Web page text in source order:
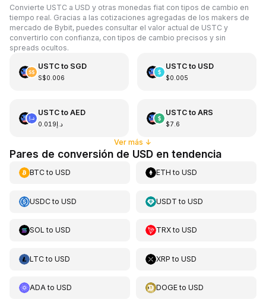
Convierte USTC a USD y otras monedas fiat con tipos de cambio en
tiempo real. Gracias a las cotizaciones agregadas de los makers de
mercado de Bybit, puedes consultar el valor actual de USTC y
convertirlo con confianza, con tipos de cambio precisos y sin
spreads ocultos.
USTCto SGD
S$0.006
USTCto USD
$0.005
USTCto AED
د.إ0.019
USTCto ARS
$7.6
Ver más ↓
Pares de conversión de USD en tendencia
BTCto USD ETH toUSD
USDCto USD USDT toUSD
SOL to USD TRXtoUSD
LTCto USD XRP toUSD
ADAto USD DOGEtoUSD